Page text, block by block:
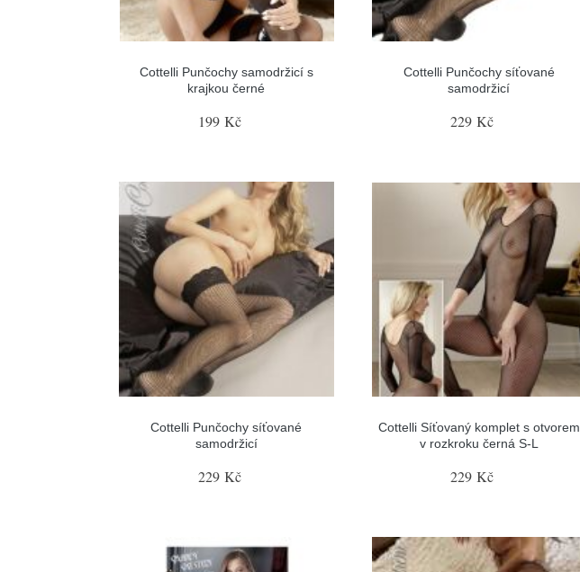
Cottelli Punčochy samodržicí s
krajkou černé
199 Kč
Cottelli Punčochy síťované
samodržicí
229 Kč
Cottelli Punčochy síťované
samodržicí
229 Kč
Cottelli Síťovaný komplet s otvorem
v rozkroku černá S-L
229 Kč